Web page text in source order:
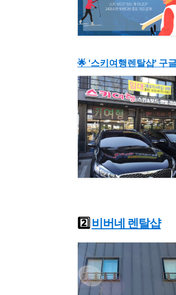
🌟 '스키여행렌탈샵' 구
2️⃣ 비버네 렌탈샵